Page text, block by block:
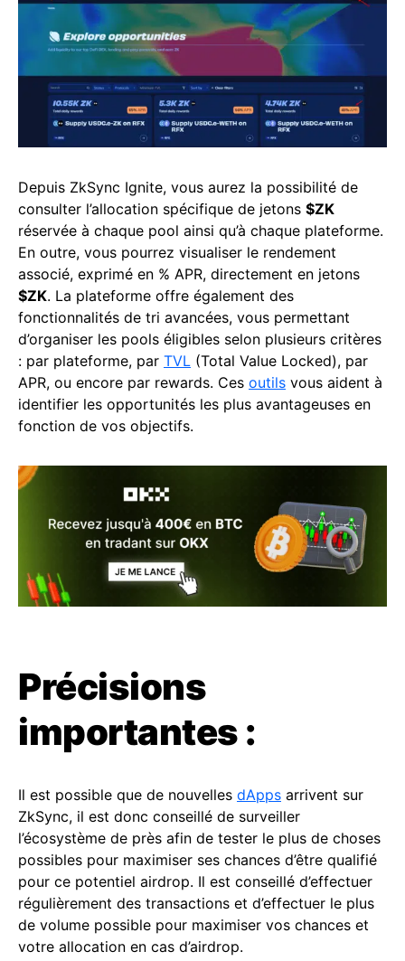
Depuis ZkSync Ignite, vous aurez la possibilité de
consulter l’allocation spécifique de jetons $ZK
réservée à chaque pool ainsi qu’à chaque plateforme.
En outre, vous pourrez visualiser le rendement
associé, exprimé en % APR, directement en jetons
$ZK. La plateforme offre également des
fonctionnalités de tri avancées, vous permettant
d’organiser les pools éligibles selon plusieurs critères
: par plateforme, par TVL (Total Value Locked), par
APR, ou encore par rewards. Ces outils vous aident à
identifier les opportunités les plus avantageuses en
fonction de vos objectifs.
Précisions
importantes :
Il est possible que de nouvelles dApps arrivent sur
ZkSync, il est donc conseillé de surveiller
l’écosystème de près afin de tester le plus de choses
possibles pour maximiser ses chances d’être qualifié
pour ce potentiel airdrop. Il est conseillé d’effectuer
régulièrement des transactions et d’effectuer le plus
de volume possible pour maximiser vos chances et
votre allocation en cas d’airdrop.